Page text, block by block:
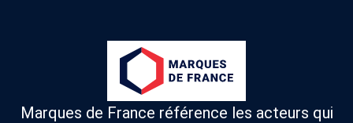
Marques de France référence les acteurs qui